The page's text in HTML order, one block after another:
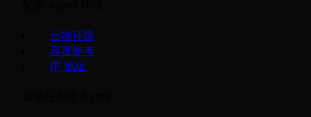
云端环境
容器参考
IP 地址